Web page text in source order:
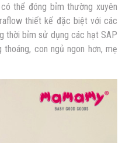
thể đóng bỉm thường xuyên
thiết kế đặc biệt với các
thời bỉm sử dụng các hạt SAP
con ngủ ngon hơn, mẹ